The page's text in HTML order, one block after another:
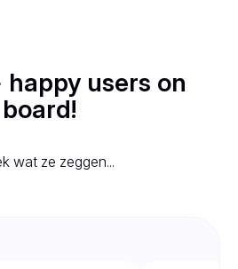
happy users on
board!
wat ze zeggen...